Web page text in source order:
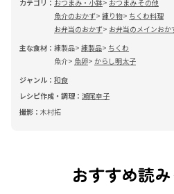
カテゴリ： おつまみ・小鉢
おつまみ その他
魚介のおかず 練り物
ちくわ料理
お弁当のおかず
お弁当のメインおか
主な食材： 練製品 練製品
ちくわ
魚介
魚卵
からし明太子
ジャンル： 和食
レシピ作成・調理： 瀬尾幸子
撮影： 木村拓
おすすめ読